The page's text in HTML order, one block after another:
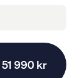
51 990 kr